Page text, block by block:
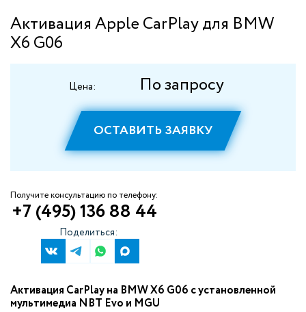
Активация Apple CarPlay для BMW
X6 G06
Цена: По запросу
ОСТАВИТЬ ЗАЯВКУ
Получите консультацию по телефону:
+7 (495) 136 88 44
Поделиться:
Активация CarPlay на BMW X6 G06​ с установленной
мультимедиа NBT Evo и MGU